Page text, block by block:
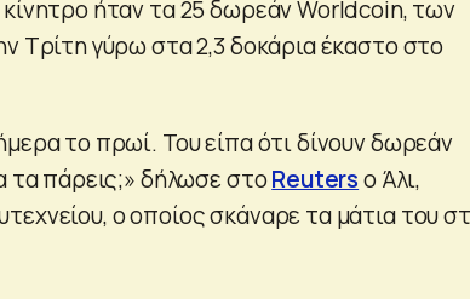
ήταν τα 25 δωρεάν Worldcoin, των
Τρίτη γύρω στα 2,3 δοκάρια έκαστο στο
το πρωί. Του είπα ότι δίνουν δωρεάν
τα πάρεις;» δήλωσε στοReutersο Άλι,
ο οποίος σκάναρε τα μάτια του